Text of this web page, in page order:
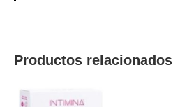
Productos relacionados